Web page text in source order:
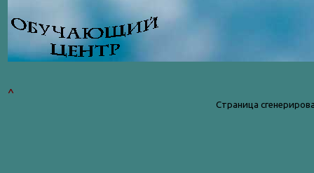
^
Страница